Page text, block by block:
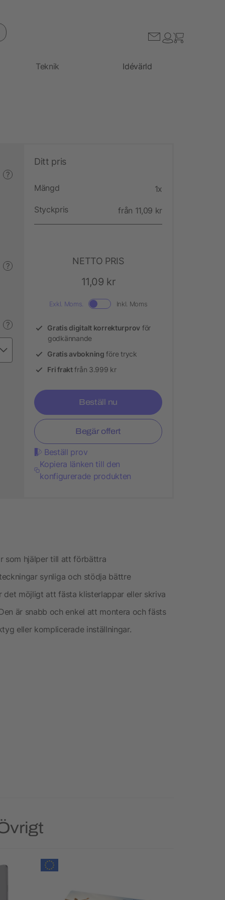
Teknik Idévärld
?
?
?
Ditt pris
Mängd 1x
Styckpris från 11,09 kr
NETTO PRIS
11,09 kr
Exkl. Moms. Inkl. Moms
Gratis digitalt korrekturprov för
godkännande
Gratis avbokning före tryck
Fri fraktfrån 3.999 kr
Beställ nu
Begär offert
Beställ prov
Kopiera länken till den
konfigurerade produkten
som hjälper till att förbättra
synliga och stödja bättre
möjligt att fästa klisterlappar eller skriva
är snabb och enkel att montera och fästs
eller komplicerade inställningar.